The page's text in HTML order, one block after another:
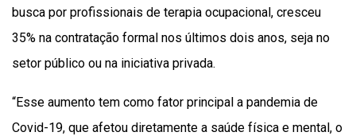
busca por profissionais de terapia ocupacional, cresceu
35% na contratação formal nos últimos dois anos, seja no
setor público ou na iniciativa privada.
“Esse aumento tem como fator principal a pandemia de
Covid-19, que afetou diretamente a saúde física e mental, o